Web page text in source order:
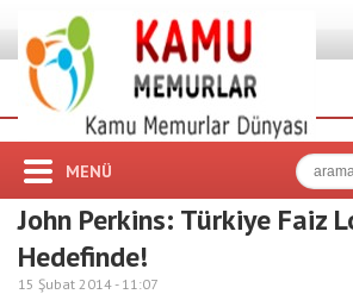
MENÜ
John Perkins: Türkiye Faiz
Hedefinde!
15 Şubat 2014 - 11:07